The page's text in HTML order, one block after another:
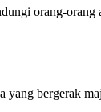
orang-orang
yang bergerak